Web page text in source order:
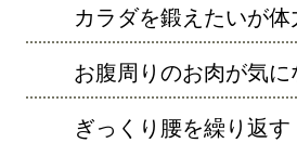
カラダを鍛えたいが
お腹周りのお肉が気に
ぎっくり腰を繰り返す